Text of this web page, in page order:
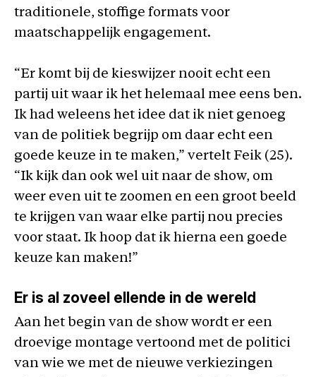
traditionele, stoffige formats voor
maatschappelijk engagement.
“Er komt bij de kieswijzer nooit echt een
partij uit waar ik het helemaal mee eens ben.
Ik had weleens het idee dat ik niet genoeg
van de politiek begrijp om daar echt een
goede keuze in te maken,” vertelt Feik (25).
“Ik kijk dan ook wel uit naar de show, om
weer even uit te zoomen en een groot beeld
te krijgen van waar elke partij nou precies
voor staat. Ik hoop dat ik hierna een goede
keuze kan maken!”
Er is al zoveel ellende in de wereld
Aan het begin van de show wordt er een
droevige montage vertoond met de politici
van wie we met de nieuwe verkiezingen